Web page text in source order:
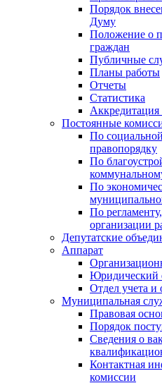
Порядок
Думу
Положение о
граждан
Публичные
Планы работы
Отчеты
Статистика
Постоянные
По
правопорядку
По
По
По
организации
Депутатские
Аппарат
Юридический
Отдел учета и
Муниципальная
Правовая
Порядок
Сведения о
Контактная
комиссии